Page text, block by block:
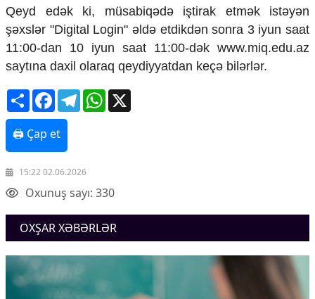
Zəfər Diasporu
Səhiyyə
Ailə və uşaq
Turizm
İqtisadi xəbərlər
Energetika
Neft-qaz
Əmək və sosial siyasət
Kənd təsərrüfatı
Telekommunikasiya və nəqliyyat
COP29
Cəmiyyət
Crossmedia.az - 1 yaş
Siyasət
Qeyd edək ki, müsabiqədə iştirak etmək istəyən
şəxslər "Digital Login" əldə etdikdən sonra 3 iyun saat
11:00-dan 10 iyun saat 11:00-dək www.miq.edu.az
saytına daxil olaraq qeydiyyatdan keçə bilərlər.
ShareFacebookTelegramWhatsApp
🖨 Çap et
15:22 02.06.2026
Oxunuş sayı: 330
OXŞAR XƏBƏRLƏR